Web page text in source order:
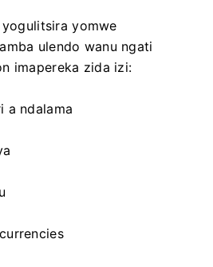
yomwe
ulendo wanu ngati
imapereka zida izi:
a ndalama